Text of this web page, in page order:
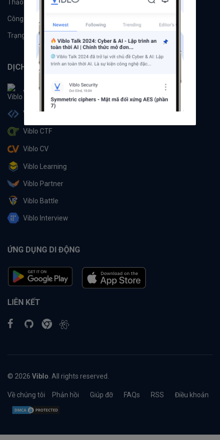
Thảo luận Đề xuất hệ thống
Công cụ
Trạng thái hệ thống
DỊCH VỤ
Viblo
Viblo Code
Viblo CTF
Viblo CV
Viblo Learning
Viblo Partner
Viblo Battle
Viblo Interview
ỨNG DỤNG DI ĐỘNG
LIÊN KẾT
© 2026 Viblo . All rights reserved.
Về chúng tôi Phản hồi Giúp đỡ FAQs RSS Điều khoản